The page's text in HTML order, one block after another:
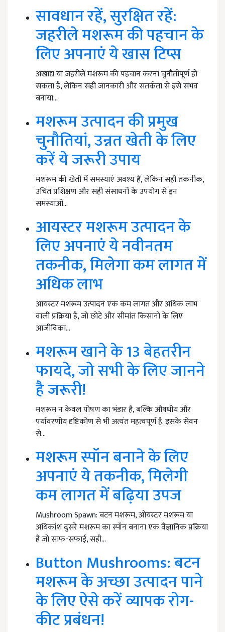
सावधान रहें, सुरक्षित रहें:
जहरीले मशरूम की पहचान के
लिए अपनाएं ये खास टिप्स
अखाद्य या जहरीले मशरूम की पहचान करना चुनौतीपूर्ण हो
सकता है, लेकिन सही जानकारी और सतर्कता से इसे संभव
बनाया…
मशरूम उत्पादन की प्रमुख
चुनौतियां, उन्नत खेती के लिए
करें ये जरूरी उपाय
मशरूम की खेती में समस्याएं अवश्य हैं, लेकिन सही तकनीक,
उचित प्रशिक्षण और सही संसाधनों के उपयोग से इन
समस्याओं…
आयस्टर मशरूम उत्पादन के
लिए अपनाएं ये नवीनतम
तकनीक, मिलेगा कम लागत में
अधिक लाभ
आयस्टर मशरूम उत्पादन एक कम लागत और अधिक लाभ
वाली प्रक्रिया है, जो छोटे और सीमांत किसानों के लिए
आजीविका…
मशरूम खाने के 13 बेहतरीन
फायदे, जो सभी के लिए जानने
है जरूरी!
मशरूम न केवल पोषण का भंडार है, बल्कि औषधीय और
पर्यावरणीय दृष्टिकोण से भी अत्यंत महत्वपूर्ण है. इसके सेवन
से…
मशरूम स्पॉन बनाने के लिए
अपनाएं ये तकनीक, मिलेगी
कम लागत में बढ़िया उपज
Mushroom Spawn: बटन मशरूम, ओयस्टर मशरूम या
अधिकांश दुसरे मशरूम का स्पॉन बनाना एक वैज्ञानिक प्रक्रिया
है जो साफ-सफाई, सही…
Button Mushrooms: बटन
मशरूम के अच्छा उत्पादन पाने
के लिए ऐसे करें व्यापक रोग-
कीट प्रबंधन!